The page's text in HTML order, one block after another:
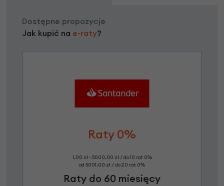
Dostępne propozycje
Jak kupić na e-raty?
Raty 0%
1,00 zł - 5000,00 zł / do 10 rat 0%
od 5001,00 zł / do 20 rat 0%
Raty do 60 miesięcy